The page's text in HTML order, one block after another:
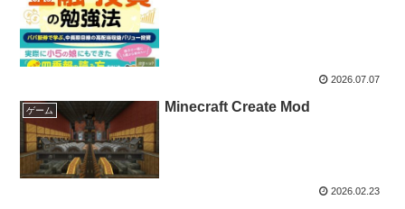
2026.07.07
ゲーム Minecraft Create Mod
2026.02.23